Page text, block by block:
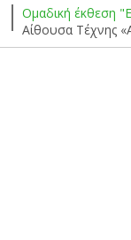
Ομαδική έκθεση
Αίθουσα Τέχνης